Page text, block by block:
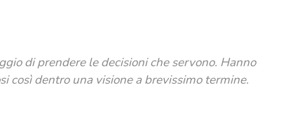
di prendere le decisioni che servono. Hanno
così dentro una visione a brevissimo termine.